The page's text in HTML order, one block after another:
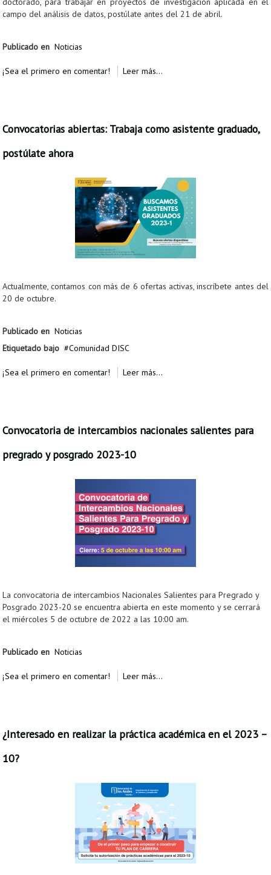
campo del análisis de datos, postúlate antes del 21 de abril.
Publicado en Noticias
¡Sea el primero en comentar! Leer más...
Convocatorias abiertas: Trabaja como asistente graduado,
postúlate ahora
Actualmente, contamos con más de 6 ofertas activas, inscríbete antes del
20 de octubre.
Publicado en Noticias
Etiquetado bajo
Comunidad DISC
¡Sea el primero en comentar! Leer más...
Convocatoria de intercambios nacionales salientes para
pregrado y posgrado 2023-10
La convocatoria de intercambios Nacionales Salientes para Pregrado y
Posgrado 2023-20 se encuentra abierta en este momento y se cerrará
el miércoles 5 de octubre de 2022 a las 10:00 am.
Publicado en Noticias
¡Sea el primero en comentar! Leer más...
¿Interesado en realizar la práctica académica en el 2023 –
10?